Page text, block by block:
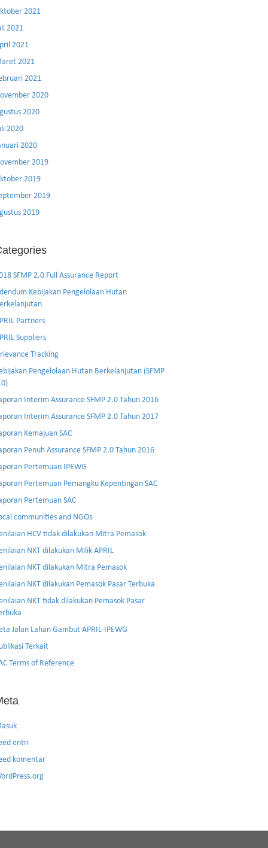
2021
2021
2021
2021
2021
2020
2020
2020
2020
2019
2019
2019
2019
SFMP 2.0 Full Assurance Report
Kebijakan Pengelolaan Hutan
Partners
Suppliers
Tracking
Pengelolaan Hutan Berkelanjutan (SFMP
Interim Assurance SFMP 2.0 Tahun 2016
Interim Assurance SFMP 2.0 Tahun 2017
Kemajuan SAC
Penuh Assurance SFMP 2.0 Tahun 2016
Pertemuan IPEWG
Pertemuan Pemangku Kepentingan SAC
Pertemuan SAC
communities and NGOs
HCV tidak dilakukan Mitra Pemasok
NKT dilakukan Milik APRIL
NKT dilakukan Mitra Pemasok
NKT dilakukan Pemasok Pasar Terbuka
NKT tidak dilakukan Pemasok Pasar
Jalan Lahan Gambut APRIL-IPEWG
Terkait
Terms of Reference
entri
komentar